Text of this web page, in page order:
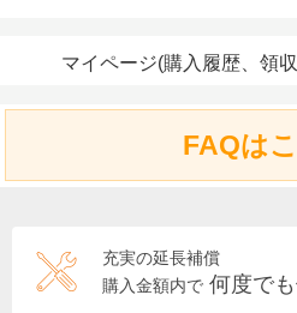
マイページ(購入履歴、領
FAQは
充実の延長補償
購入金額内で 何度で